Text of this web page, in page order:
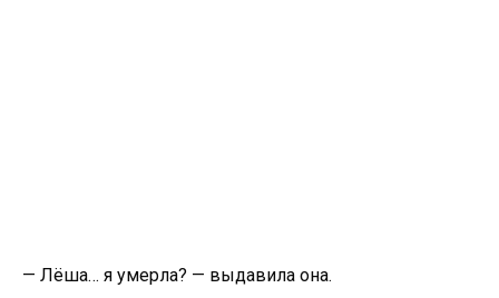
— Лёша… я умерла? — выдавила она.